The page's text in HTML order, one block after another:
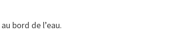
bord de l’eau.